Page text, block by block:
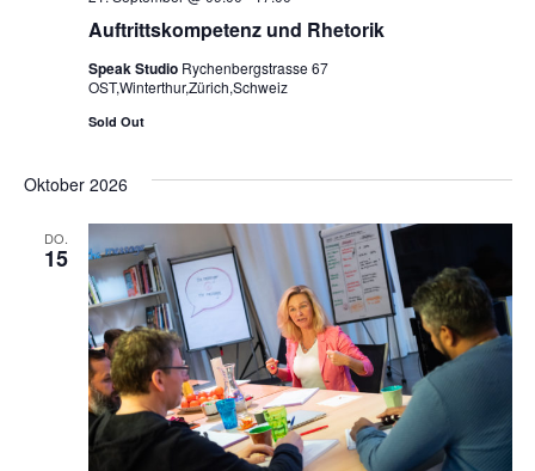
Auftrittskompetenz und Rhetorik
Speak Studio Rychenbergstrasse 67
OST,Winterthur,Zürich,Schweiz
Sold Out
Oktober 2026
DO.
15